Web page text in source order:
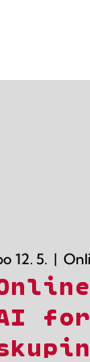
12. 5.
  |